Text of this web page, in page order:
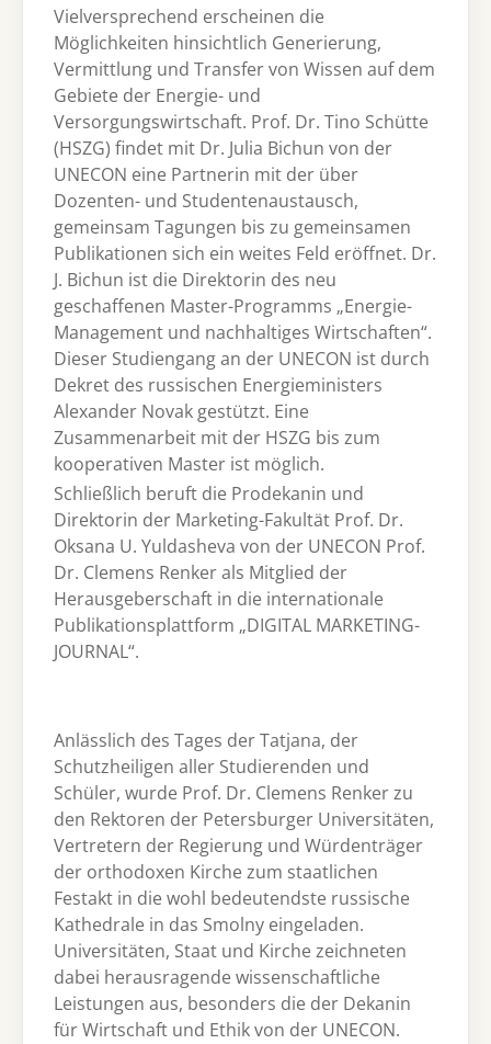
Vielversprechend erscheinen die
Möglichkeiten hinsichtlich Generierung,
Vermittlung und Transfer von Wissen auf dem
Gebiete der Energie- und
Versorgungswirtschaft. Prof. Dr. Tino Schütte
(HSZG) findet mit Dr. Julia Bichun von der
UNECON eine Partnerin mit der über
Dozenten- und Studentenaustausch,
gemeinsam Tagungen bis zu gemeinsamen
Publikationen sich ein weites Feld eröffnet. Dr.
J. Bichun ist die Direktorin des neu
geschaffenen Master-Programms „Energie-
Management und nachhaltiges Wirtschaften“.
Dieser Studiengang an der UNECON ist durch
Dekret des russischen Energieministers
Alexander Novak gestützt. Eine
Zusammenarbeit mit der HSZG bis zum
kooperativen Master ist möglich.
Schließlich beruft die Prodekanin und
Direktorin der Marketing-Fakultät Prof. Dr.
Oksana U. Yuldasheva von der UNECON Prof.
Dr. Clemens Renker als Mitglied der
Herausgeberschaft in die internationale
Publikationsplattform „DIGITAL MARKETING-
JOURNAL“.
Anlässlich des Tages der Tatjana, der
Schutzheiligen aller Studierenden und
Schüler, wurde Prof. Dr. Clemens Renker zu
den Rektoren der Petersburger Universitäten,
Vertretern der Regierung und Würdenträger
der orthodoxen Kirche zum staatlichen
Festakt in die wohl bedeutendste russische
Kathedrale in das Smolny eingeladen.
Universitäten, Staat und Kirche zeichneten
dabei herausragende wissenschaftliche
Leistungen aus, besonders die der Dekanin
für Wirtschaft und Ethik von der UNECON.